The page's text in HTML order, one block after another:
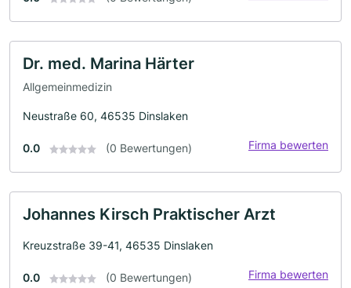
Dr. med. Marina Härter
Allgemeinmedizin
Neustraße 60, 46535 Dinslaken
0.0 (0 Bewertungen) Firma bewerten
Johannes Kirsch Praktischer Arzt
Kreuzstraße 39-41, 46535 Dinslaken
0.0 (0 Bewertungen) Firma bewerten